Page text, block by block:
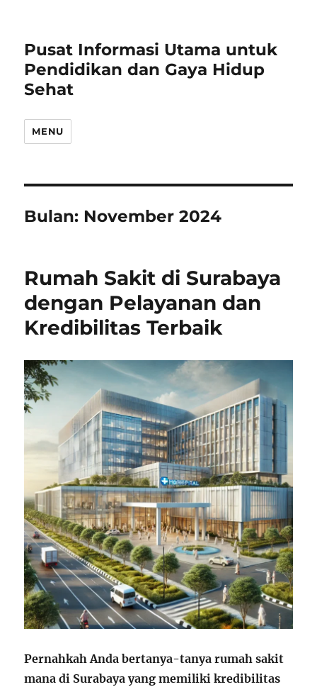
Pusat Informasi Utama untuk
Pendidikan dan Gaya Hidup
Sehat
MENU
Bulan: November 2024
Rumah Sakit di Surabaya
dengan Pelayanan dan
Kredibilitas Terbaik
Pernahkah Anda bertanya-tanya rumah sakit
mana di Surabaya yang memiliki kredibilitas